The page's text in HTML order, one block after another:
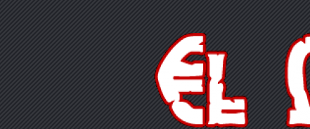
El Multiverso